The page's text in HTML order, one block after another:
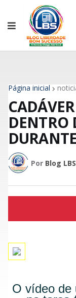
Página inicial
DENTRO
Por Blog LBS
O vídeo de